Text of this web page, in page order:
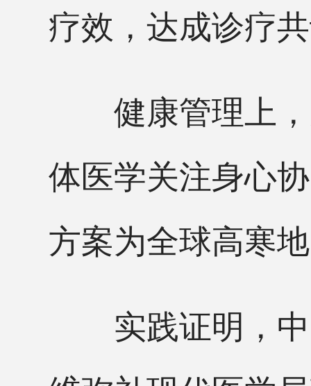
疗效，达成诊疗
健康管理上，
体医学关注身心
方案为全球高寒
实践证明，中